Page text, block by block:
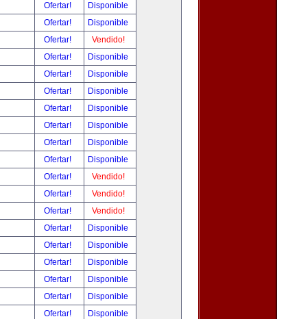
Ofertar!
Disponible
Ofertar!
Disponible
Ofertar!
Vendido!
Ofertar!
Disponible
Ofertar!
Disponible
Ofertar!
Disponible
Ofertar!
Disponible
Ofertar!
Disponible
Ofertar!
Disponible
Ofertar!
Disponible
Ofertar!
Vendido!
Ofertar!
Vendido!
Ofertar!
Vendido!
Ofertar!
Disponible
Ofertar!
Disponible
Ofertar!
Disponible
Ofertar!
Disponible
Ofertar!
Disponible
Ofertar!
Disponible